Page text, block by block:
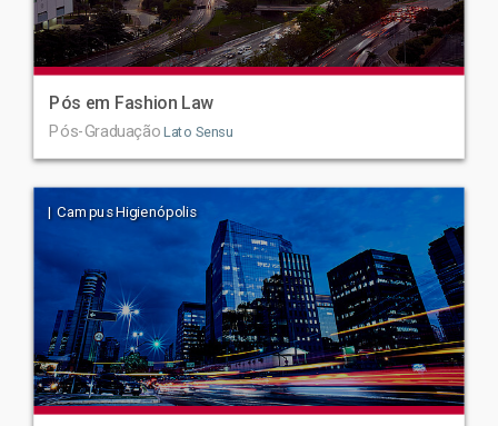
Pós em Fashion Law
Pós-Graduação Lato Sensu
| Campus Higienópolis